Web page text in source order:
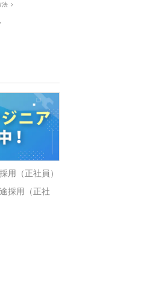
法
用（正社員）
採用（正社